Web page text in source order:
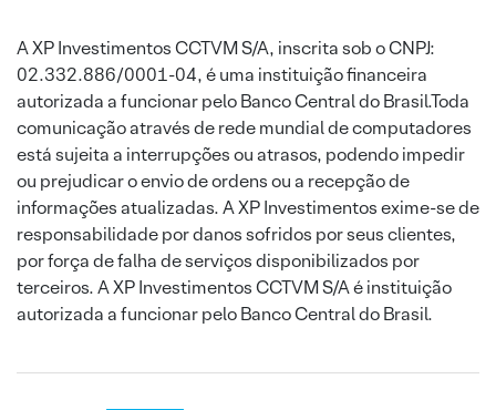
A XP Investimentos CCTVM S/A, inscrita sob o CNPJ:
02.332.886/0001-04, é uma instituição financeira
autorizada a funcionar pelo Banco Central do Brasil.Toda
comunicação através de rede mundial de computadores
está sujeita a interrupções ou atrasos, podendo impedir
ou prejudicar o envio de ordens ou a recepção de
informações atualizadas. A XP Investimentos exime-se de
responsabilidade por danos sofridos por seus clientes,
por força de falha de serviços disponibilizados por
terceiros. A XP Investimentos CCTVM S/A é instituição
autorizada a funcionar pelo Banco Central do Brasil.